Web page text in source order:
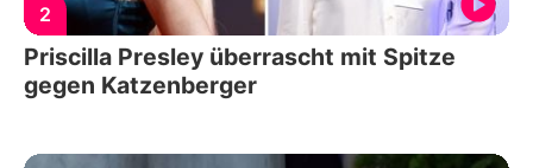
2
Priscilla Presley überrascht mit Spitze
gegen Katzenberger